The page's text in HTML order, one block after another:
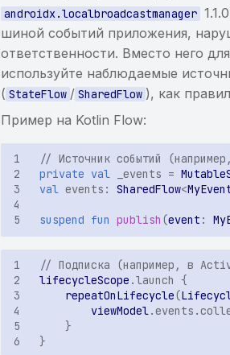
androidx.localbroadcastmanager
шиной событий приложения,
ответственности. Вместо него
используйте наблюдаемые
( StateFlow / SharedFlow ), как
Пример на Kotlin Flow:
// Источник событий
private val _events =
val events : SharedFlow<
suspend fun publish (event :
// Подписка (например, в
lifecycleScope .launch {
repeatOnLifecycle(
viewModel.events .
}
}